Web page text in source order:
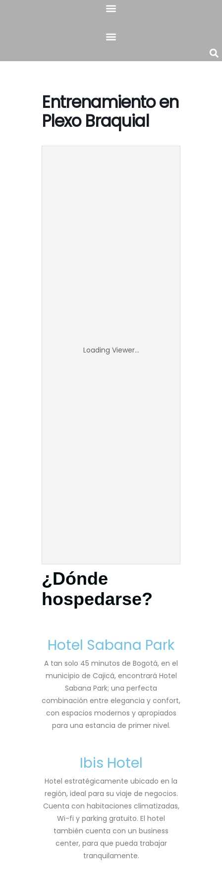
Entrenamiento en
Plexo Braquial
Loading Viewer...
¿Dónde
hospedarse?
Hotel Sabana Park
A tan solo 45 minutos de Bogotá, en el
municipio de Cajicá, encontrará Hotel
Sabana Park; una perfecta
combinación entre elegancia y confort,
con espacios modernos y apropiados
para una estancia de primer nivel.
Ibis Hotel
Hotel estratégicamente ubicado en la
región, ideal para su viaje de negocios.
Cuenta con habitaciones climatizadas,
Wi-fi y parking gratuito. El hotel
también cuenta con un business
center, para que pueda trabajar
tranquilamente.